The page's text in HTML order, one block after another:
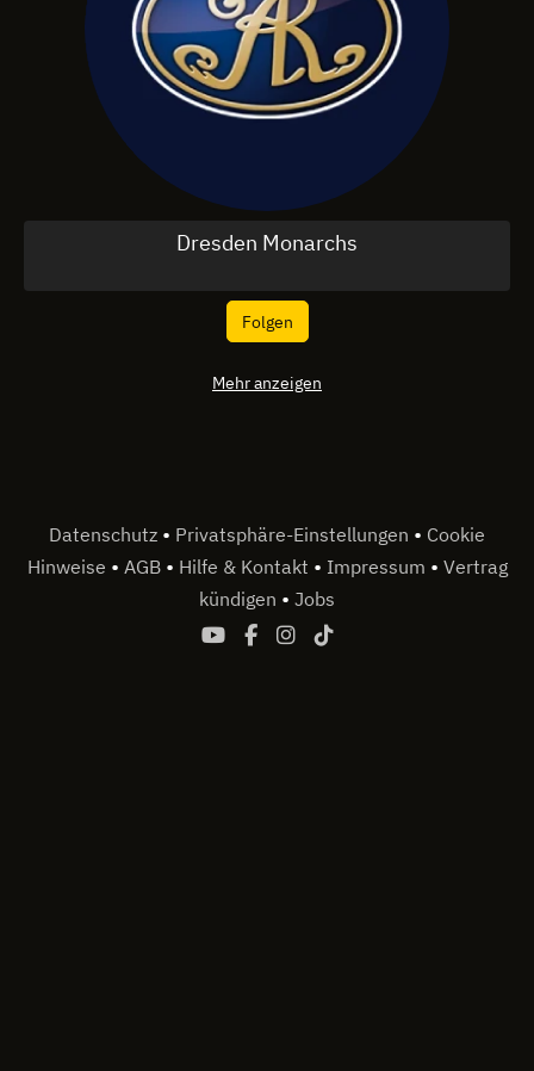
Dresden Monarchs
Folgen
Mehr anzeigen
Datenschutz • Privatsphäre-Einstellungen • Cookie
Hinweise • AGB • Hilfe & Kontakt • Impressum • Vertrag
kündigen • Jobs